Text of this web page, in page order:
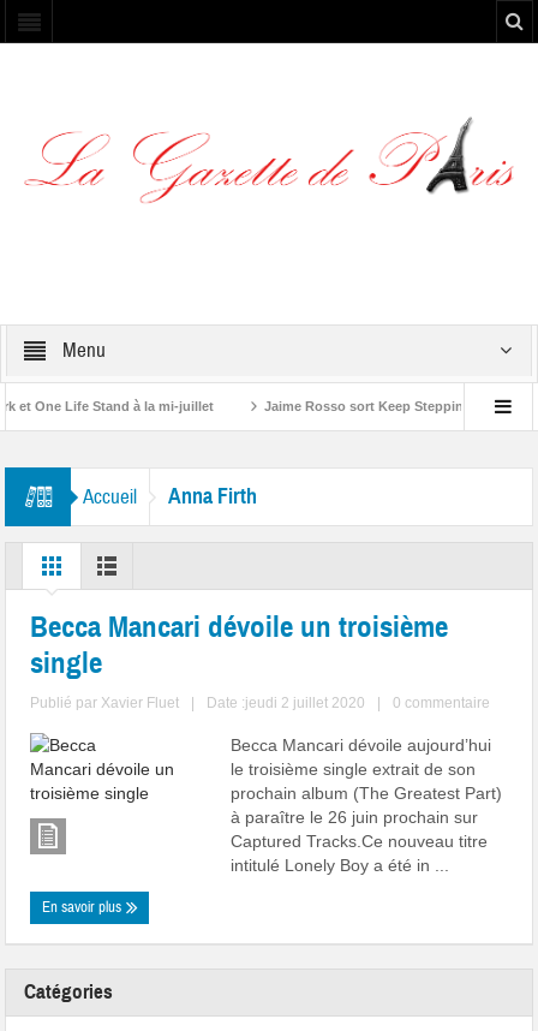
Menu
One Life Stand à la mi-juillet Jaime Rosso sort Keep Stepping, son nouvel
Accueil Anna Firth
Becca Mancari dévoile un troisième
single
Publié par Xavier Fluet Date :jeudi 2 juillet 2020 0 commentaire
Becca Mancari dévoile aujourd’hui
le troisième single extrait de son
prochain album (The Greatest Part)
à paraître le 26 juin prochain sur
Captured Tracks.Ce nouveau titre
intitulé Lonely Boy a été in ...
En savoir plus
Catégories